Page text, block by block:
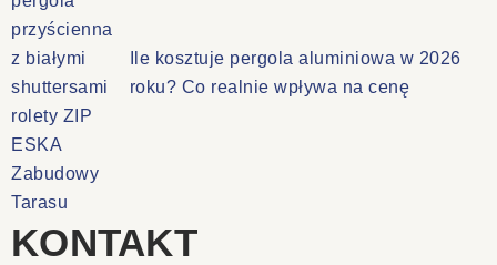
Ile kosztuje pergola aluminiowa w 2026
roku? Co realnie wpływa na cenę
KONTAKT